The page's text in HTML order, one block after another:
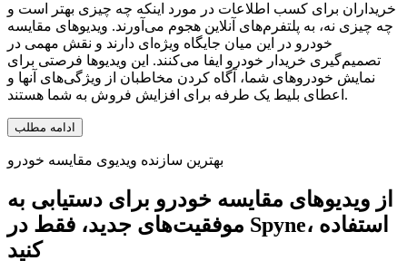
خریداران برای کسب اطلاعات در مورد اینکه چه چیزی بهتر است و
چه چیزی نه، به پلتفرم‌های آنلاین هجوم می‌آورند. ویدیوهای مقایسه
خودرو در این میان جایگاه ویژه‌ای دارند و نقش مهمی در
تصمیم‌گیری خریدار خودرو ایفا می‌کنند. این ویدیوها فرصتی برای
نمایش خودروهای شما، آگاه کردن مخاطبان از ویژگی‌های آنها و
اعطای بلیط یک طرفه برای افزایش فروش به شما هستند.
ادامه مطلب
بهترین سازنده ویدیوی مقایسه خودرو
از ویدیوهای مقایسه خودرو برای دستیابی به
موفقیت‌های جدید، فقط در Spyne، استفاده
کنید